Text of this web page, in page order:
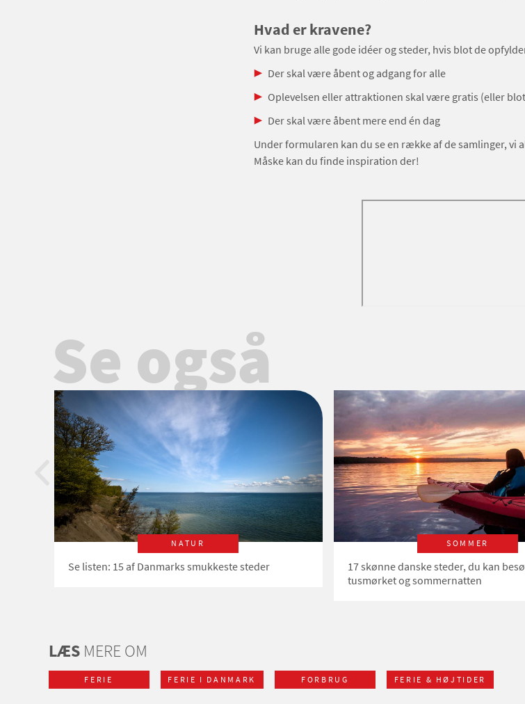
Hvad er kravene?
Vi kan bruge alle gode idéer og steder, hvis blot de
Der skal være åbent og adgang for alle
Oplevelsen eller attraktionen skal være gratis (eller
Der skal være åbent mere end én dag
Under formularen kan du se en række af de samlinger, vi
Måske kan du finde inspiration der!
Se også
NATUR
Se listen: 15 af Danmarks smukkeste steder
SOMMER
17 skønne danske steder, du kan
tusmørket og sommernatten
LÆSMERE OM
FERIE FERIE I DANMARK FORBRUG FERIE & HØJTIDER